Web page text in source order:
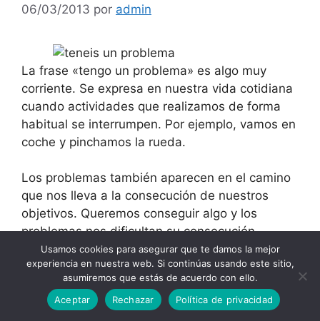
06/03/2013 por admin
La frase «tengo un problema» es algo muy
corriente. Se expresa en nuestra vida cotidiana
cuando actividades que realizamos de forma
habitual se interrumpen. Por ejemplo, vamos en
coche y pinchamos la rueda.
Los problemas también aparecen en el camino
que nos lleva a la consecución de nuestros
objetivos. Queremos conseguir algo y los
problemas nos dificultan su consecución.
El objetivo de este artículo es explicar cual
puede ser una actitud quenos ayude a ser
más eficaces a la hora de gestionarlos. Y para
Usamos cookies para asegurar que te damos la mejor
experiencia en nuestra web. Si continúas usando este sitio,
asumiremos que estás de acuerdo con ello.
Aceptar
Rechazar Política de privacidad